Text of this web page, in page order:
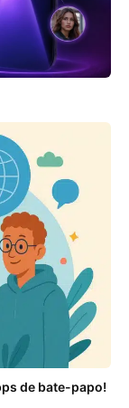
de bate-papo!